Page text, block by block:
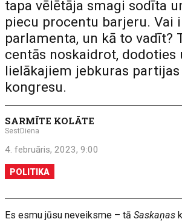
tapa vēlētāja smagi sodīta
piecu procentu barjeru. Vai
parlamenta, un kā to vadīt?
centās noskaidrot, dodoties
lielākajiem jebkuras
kongresu.
SARMĪTE KOLĀTE
SestDiena
4. februāris, 2023, 9:00
POLITIKA
Es esmu jūsu neveiksme – tāSaskaņas